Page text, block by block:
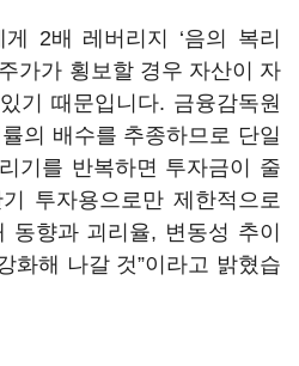
2배 레버리지 ‘음의 복리
가가 횡보할 경우 자산이 자
기 때문입니다. 금융감독원
의 배수를 추종하므로 단일
기를 반복하면 투자금이 줄
투자용으로만 제한적으로
동향과 괴리율, 변동성 추이
화해 나갈 것”이라고 밝혔습